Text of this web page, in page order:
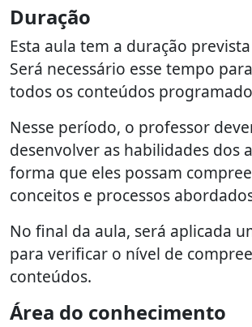
Duração
Esta aula tem a duração
Será necessário esse tempo
todos os conteúdos
Nesse período, o professor
desenvolver as habilidades dos
forma que eles possam
conceitos e processos
No final da aula, será aplicada
para verificar o nível de
conteúdos.
Área do conhecimento